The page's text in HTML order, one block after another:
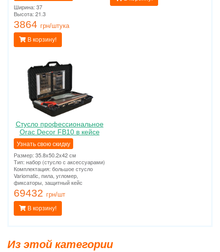
Ширина: 37
Высота: 21.3
3864 грн/штука
В корзину!
Стусло профессиональное
Orac Decor FB10 в кейсе
Узнать свою скидку
Размер: 35.8x50.2x42 см
Тип: набор (стусло с аксессуарами)
Комплектация: большое стусло
Variomatic, пила, угломер,
фиксаторы, защитный кейс
69432 грн/шт
В корзину!
Из этой категории